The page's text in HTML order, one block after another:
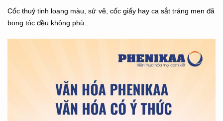
Cốc thuỷ tinh loang màu, sứ vẽ, cốc giấy hay ca sắt tráng men đã
bong tóc đều không phù…